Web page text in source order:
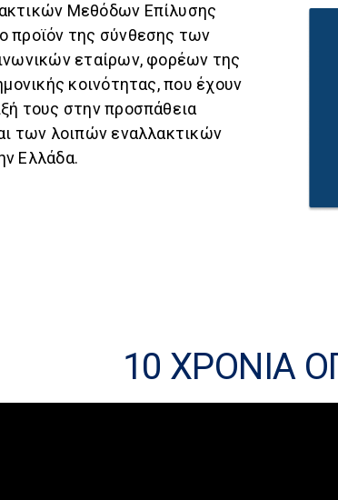
Μεθόδων Επίλυσης
της σύνθεσης των
εταίρων, φορέων της
κοινότητας, που έχουν
τους στην προσπάθεια
των λοιπών εναλλακτικών
Ελλάδα.
10 ΧΡΟΝΙΑ